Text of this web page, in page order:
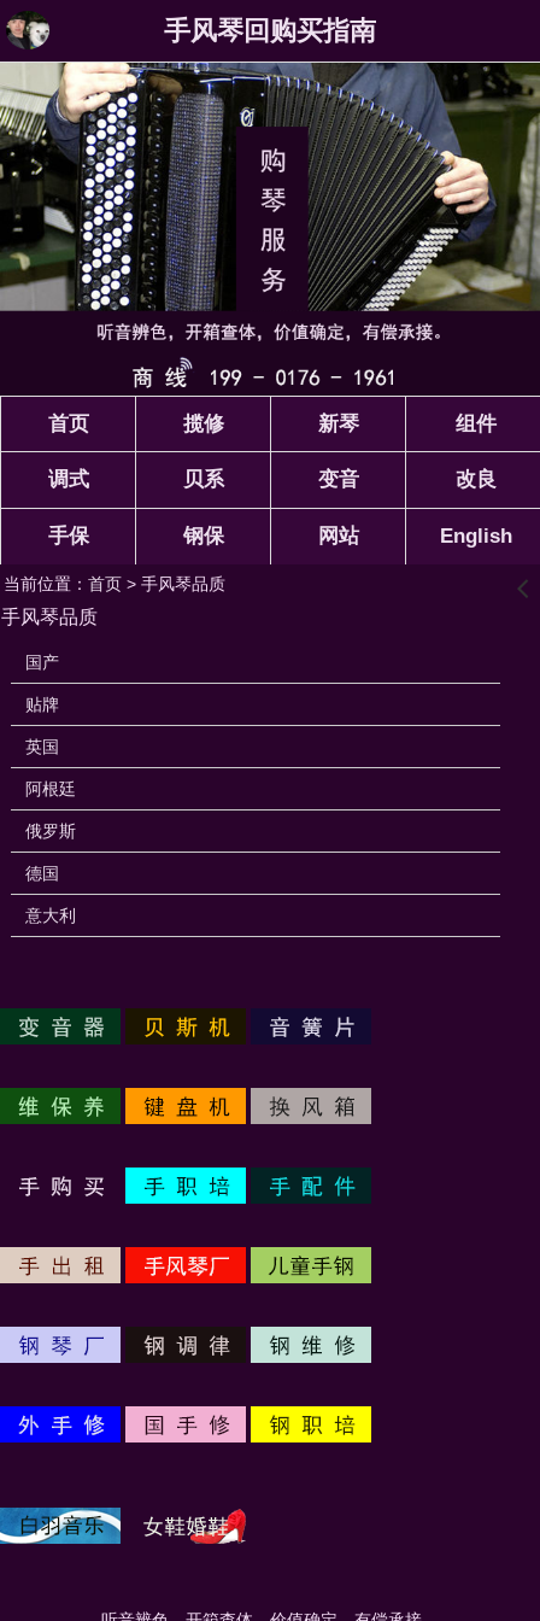
手风琴回购买指南
首页 揽修 新琴 组件
调式 贝系 变音 改良
手保 钢保 网站 English
当前位置： 首页> 手风琴品质 󰊒
手风琴品质
国产
贴牌
英国
阿根廷
俄罗斯
德国
意大利